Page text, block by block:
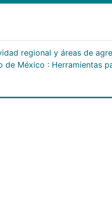
regional y áreas de
de México : Herramientas